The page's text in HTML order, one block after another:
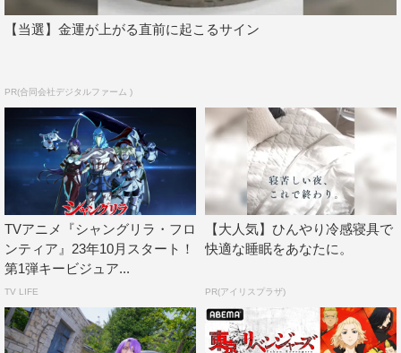
和氣あず未
◆番組を通して感じた『シャンフロ』の魅力はどんなとこ
ろですか？
もうありすぎるんですよね！ でも一番思い出に残ってい
るのは、原作の硬梨菜先生とお話したことで。そのときに
担当編集の方が、先生の頭の中にはいろんな設定が作り込
まれているから、それだけで結構なボリュームの設定集が
作れるのではないかとおっしゃられていたんです。実際本
当に細かいんですけど、硬梨菜先生に聞いたらご自身もす
【当選】金運が上がる直前に起こるサイン
PR(合同会社デジタルファーム )
TVアニメ『シャングリラ・フロ
ンティア』23年10月スタート！
第1弾キービジュア...
TV LIFE
【大人気】ひんやり冷感寝具で
快適な睡眠をあなたに。
PR(アイリスプラザ)